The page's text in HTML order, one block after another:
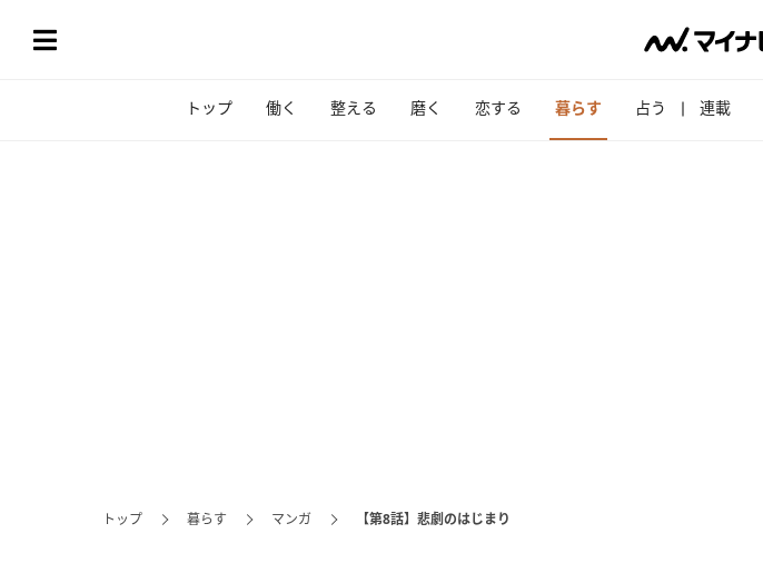
トップ 働く 整える 磨く 恋する 暮らす 占う 連載
トップ 暮らす マンガ 【第8話】悲劇のはじまり